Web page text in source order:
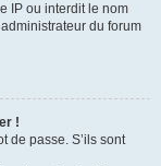
IP ou interdit le nom
du forum
!
de passe. S’ils sont